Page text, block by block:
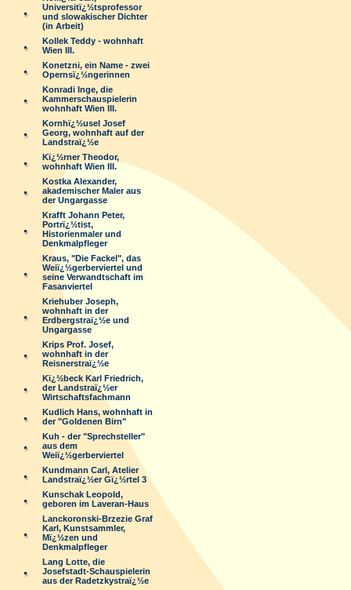
Universitï¿½tsprofessor
und slowakischer Dichter
(in Arbeit)
Kollek Teddy - wohnhaft
Wien III.
Konetzni, ein Name - zwei
Opernsï¿½ngerinnen
Konradi Inge, die
Kammerschauspielerin
wohnhaft Wien III.
Kornhï¿½usel Josef
Georg, wohnhaft auf der
Landstraï¿½e
Kï¿½rner Theodor,
wohnhaft Wien III.
Kostka Alexander,
akademischer Maler aus
der Ungargasse
Krafft Johann Peter,
Portrï¿½tist,
Historienmaler und
Denkmalpfleger
Kraus, "Die Fackel", das
Weiï¿½gerberviertel und
seine Verwandtschaft im
Fasanviertel
Kriehuber Joseph,
wohnhaft in der
Erdbergstraï¿½e und
Ungargasse
Krips Prof. Josef,
wohnhaft in der
Reisnerstraï¿½e
Kï¿½beck Karl Friedrich,
der Landstraï¿½er
Wirtschaftsfachmann
Kudlich Hans, wohnhaft in
der "Goldenen Birn"
Kuh - der "Sprechsteller"
aus dem
Weiï¿½gerberviertel
Kundmann Carl, Atelier
Landstraï¿½er Gï¿½rtel 3
Kunschak Leopold,
geboren im Laveran-Haus
Lanckoronski-Brzezie Graf
Karl, Kunstsammler,
Mï¿½zen und
Denkmalpfleger
Lang Lotte, die
Josefstadt-Schauspielerin
aus der Radetzkystraï¿½e